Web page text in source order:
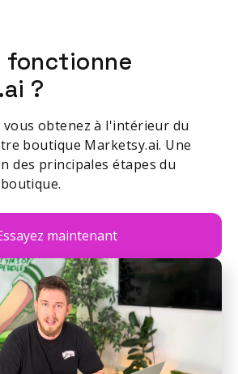
fonctionne
?
vous obtenez à l'intérieur du
boutique Marketsy.ai. Une
des principales étapes du
maintenant